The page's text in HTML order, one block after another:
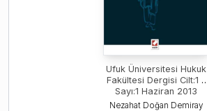
Ufuk Üniversitesi Hukuk
Fakültesi Dergisi Cilt:1 –
Sayı:1 Haziran 2013
Nezahat Doğan Demiray